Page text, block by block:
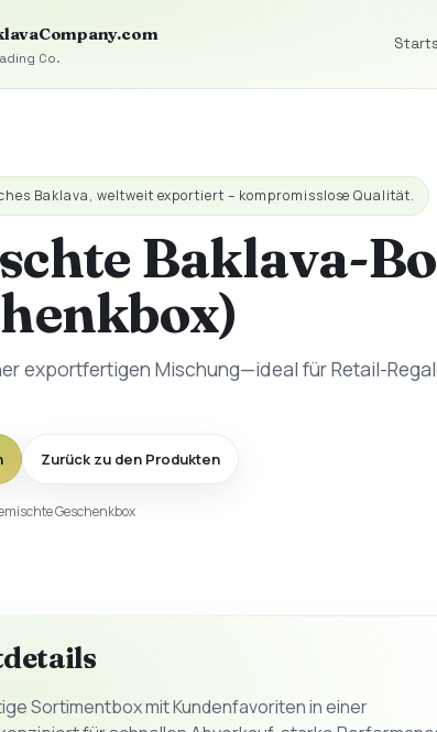
Co.
Baklava, weltweit exportiert – kompromisslose Qualität.
Baklava-
exportfertigen Mischung—ideal für Retail-
Zurück zu den Produkten
Geschenkbox
Sortimentbox mit Kundenfavoriten in einer